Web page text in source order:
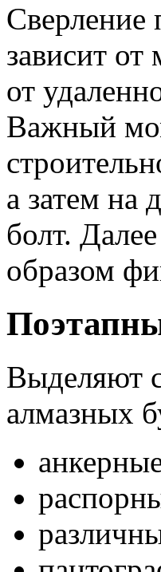
Сверление
зависит от
от
Важный
а затем на
болт.
образом
Выделяют
алмазных